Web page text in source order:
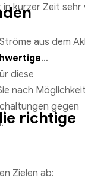
kurzer Zeit sehr
aus dem
diese
nach
gegen
richtige
Zielen ab: